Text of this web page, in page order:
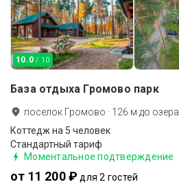
10.0 / 10
База отдыха Громово парк
поселок Громово · 126 м до озера
Коттедж на 5 человек
Стандартный тариф
Моментальное подтверждение
от 11 200 ₽ для 2 гостей